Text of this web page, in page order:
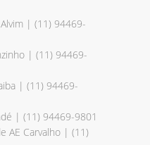
| (11) 94469-
| (11) 94469-
| (11) 94469-
| (11) 94469-9801
AE Carvalho | (11)